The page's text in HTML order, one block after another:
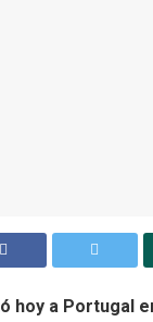
hoy a Portugal